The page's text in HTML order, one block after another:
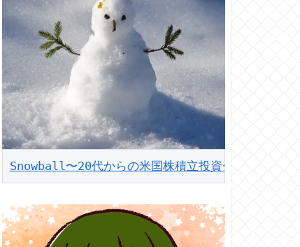
Snowball〜20代からの米国株積立投資〜